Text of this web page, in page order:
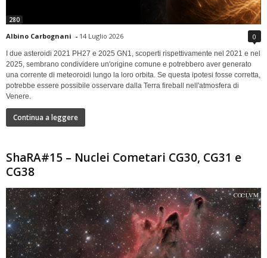
280
Albino Carbognani - 14 Luglio 2026 0
I due asteroidi 2021 PH27 e 2025 GN1, scoperti rispettivamente nel 2021 e nel
2025, sembrano condividere un'origine comune e potrebbero aver generato
una corrente di meteoroidi lungo la loro orbita. Se questa ipotesi fosse corretta,
potrebbe essere possibile osservare dalla Terra fireball nell'atmosfera di
Venere.
Continua a leggere
ShaRA#15 – Nuclei Cometari CG30, CG31 e
CG38